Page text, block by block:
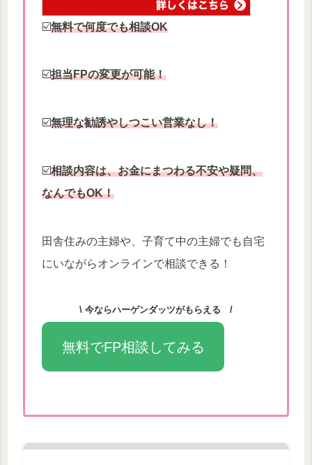
☑️無料で何度でも相談OK
☑️担当FPの変更が可能！
☑️無理な勧誘やしつこい営業なし！
☑️相談内容は、お金にまつわる不安や疑問、
なんでもOK！
田舎住みの主婦や、子育て中の主婦でも自宅
にいながらオンラインで相談できる！
\ 今ならハーゲンダッツがもらえる /
無料でFP相談してみる